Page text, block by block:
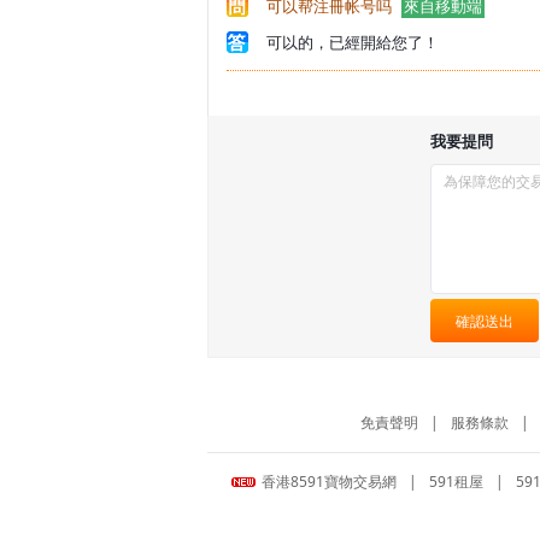
可以帮注冊帐号吗
來自移動端
可以的，已經開給您了！
我要提問
確認送出
免責聲明 | 服務條款 |
香港8591寶物交易網 | 591租屋 |